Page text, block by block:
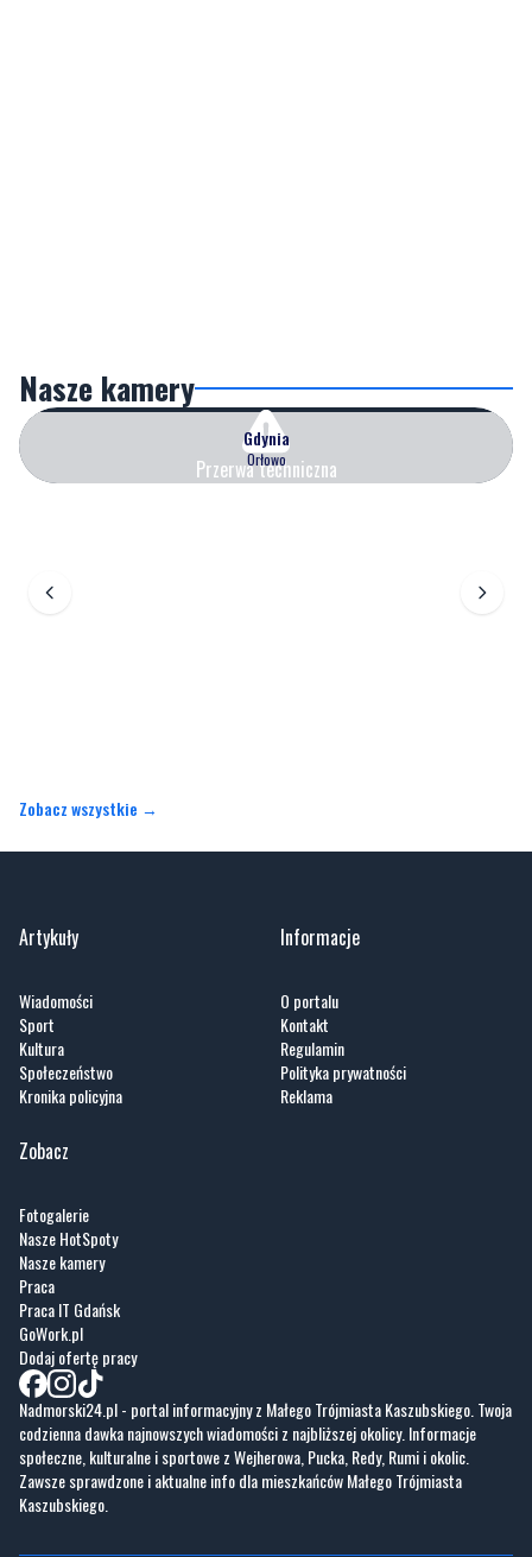
Nasze kamery
Przerwa techniczna
Gdynia
Orłowo
Zobacz wszystkie →
Artykuły
Wiadomości
Sport
Kultura
Społeczeństwo
Kronika policyjna
Informacje
O portalu
Kontakt
Regulamin
Polityka prywatności
Reklama
Zobacz
Fotogalerie
Nasze HotSpoty
Nasze kamery
Praca
Praca IT Gdańsk
GoWork.pl
Dodaj ofertę pracy
Nadmorski24.pl - portal informacyjny z Małego Trójmiasta Kaszubskiego. Twoja
codzienna dawka najnowszych wiadomości z najbliższej okolicy. Informacje
społeczne, kulturalne i sportowe z Wejherowa, Pucka, Redy, Rumi i okolic.
Zawsze sprawdzone i aktualne info dla mieszkańców Małego Trójmiasta
Kaszubskiego.